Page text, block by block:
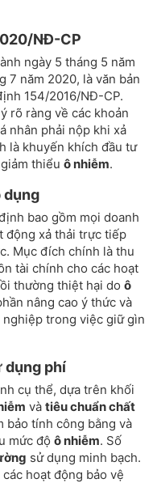
NĐ-CP
ngày 5 tháng 5 năm
7 năm 2020, là văn bản
154/2016/NĐ-CP.
rõ ràng về các khoản
nhân phải nộp khi xả
là khuyến khích đầu tư
thiểuô nhiễm.
dụng
bao gồm mọi doanh
động xả thải trực tiếp
Mục đích chính là thu
tài chính cho các hoạt
thường thiệt hại doô
nâng cao ý thức và
trong việc giữ gìn
dụng phí
cụ thể, dựa trên khối
vàtiêu chuẩn chất
bảo tính công bằng và
mức độô nhiễm. Số
sử dụng minh bạch.
hoạt động bảo vệ